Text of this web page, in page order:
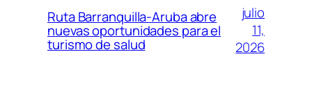
Ruta Barranquilla-Aruba abre
nuevas oportunidades para el
turismo de salud
julio
11,
2026